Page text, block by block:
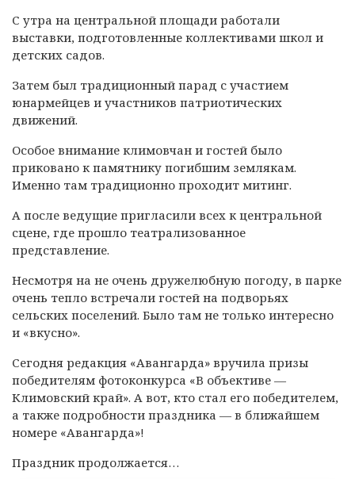
С утра на центральной площади работали
выставки, подготовленные коллективами школ и
детских садов.
Затем был традиционный парад с участием
юнармейцев и участников патриотических
движений.
Особое внимание климовчан и гостей было
приковано к памятнику погибшим землякам.
Именно там традиционно проходит митинг.
А после ведущие пригласили всех к центральной
сцене, где прошло театрализованное
представление.
Несмотря на не очень дружелюбную погоду, в парке
очень тепло встречали гостей на подворьях
сельских поселений. Было там не только интересно
и «вкусно».
Сегодня редакция «Авангарда» вручила призы
победителям фотоконкурса «В объективе —
Климовский край». А вот, кто стал его победителем,
а также подробности праздника — в ближайшем
номере «Авангарда»!
Праздник продолжается…